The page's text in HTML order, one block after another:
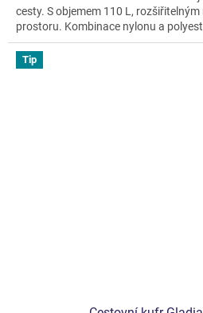
z
5
hvězdiček.
cesty. S objemem 110 L,
prostoru. Kombinace nylonu a
Tip